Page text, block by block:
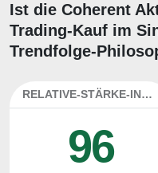
Ist die Coherent
Trading-Kauf im
Trendfolge-
RELATIVE-STÄRKE-INDEX
96